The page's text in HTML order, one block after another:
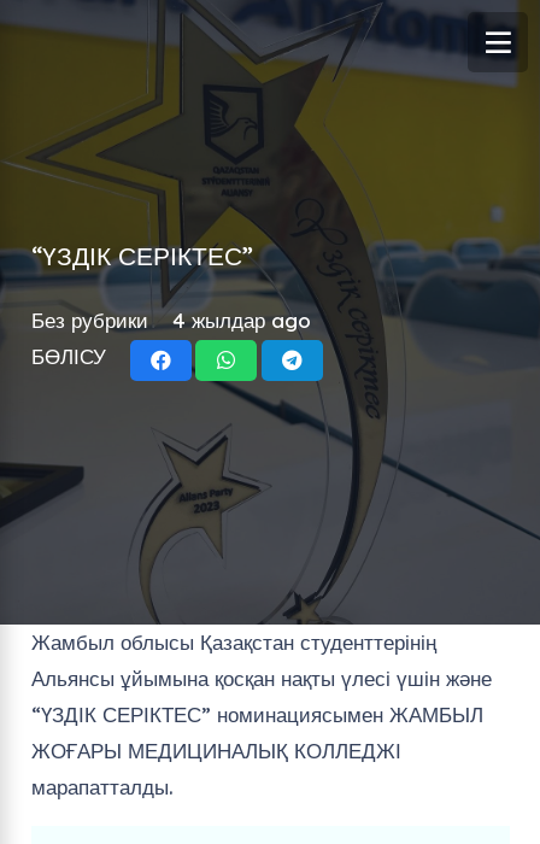
“ҮЗДІК СЕРІКТЕС”
Без рубрики
4 жылдар ago
БӨЛІСУ
Жамбыл облысы Қазақстан студенттерінің
Альянсы ұйымына қосқан нақты үлесі үшін және
“ҮЗДІК СЕРІКТЕС” номинациясымен ЖАМБЫЛ
ЖОҒАРЫ МЕДИЦИНАЛЫҚ КОЛЛЕДЖІ
марапатталды.